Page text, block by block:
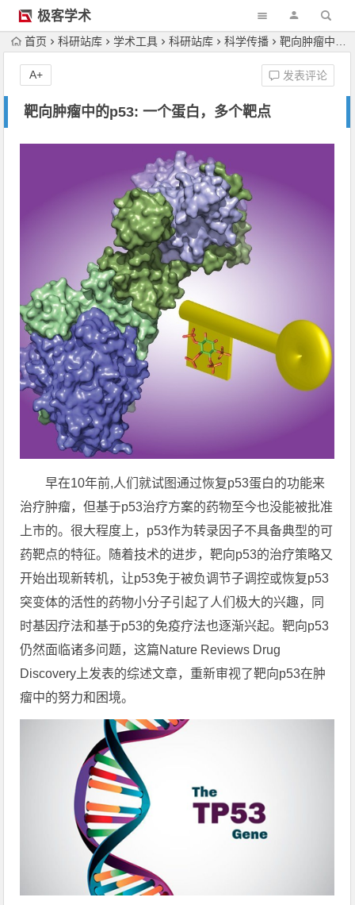
极客学术
首页 科研站库 学术工具 科研站库 科学传播 靶向肿瘤中的p53: 一个蛋白，多个靶点
靶向肿瘤中的p53: 一个蛋白，多个靶点
发表评论
A+
早在10年前,人们就试图通过恢复p53蛋白的功能来
治疗肿瘤，但基于p53治疗方案的药物至今也没能被批准
上市的。很大程度上，p53作为转录因子不具备典型的可
药靶点的特征。随着技术的进步，靶向p53的治疗策略又
开始出现新转机，让p53免于被负调节子调控或恢复p53
突变体的活性的药物小分子引起了人们极大的兴趣，同
时基因疗法和基于p53的免疫疗法也逐渐兴起。靶向p53
仍然面临诸多问题，这篇Nature Reviews Drug
Discovery上发表的综述文章，重新审视了靶向p53在肿
瘤中的努力和困境。